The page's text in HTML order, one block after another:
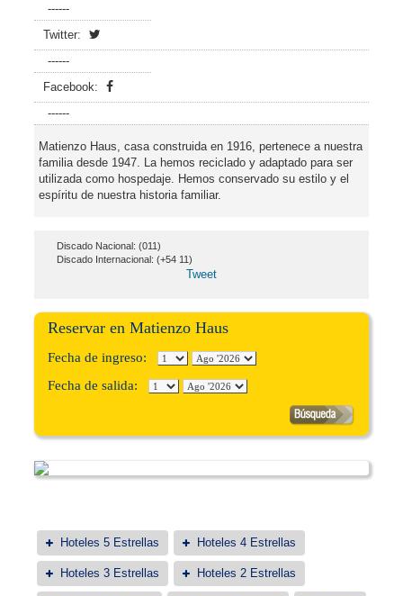
------
Twitter:
------
Facebook:
------
Matienzo Haus, casa construida en 1916, pertenece a nuestra
familia desde 1947. La hemos reciclado y adaptado para ser
utilizada como hospedaje. Hemos conservado su estilo y el
espíritu de nuestra historia familiar.
Discado Nacional: (011)
Discado Internacional: (+54 11)
Tweet
Reservar en Matienzo Haus
Fecha de ingreso:
Fecha de salida:
Hoteles 5 Estrellas Hoteles 4 Estrellas
Hoteles 3 Estrellas Hoteles 2 Estrellas